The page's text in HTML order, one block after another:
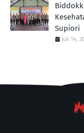
Supiori
Juli 14,